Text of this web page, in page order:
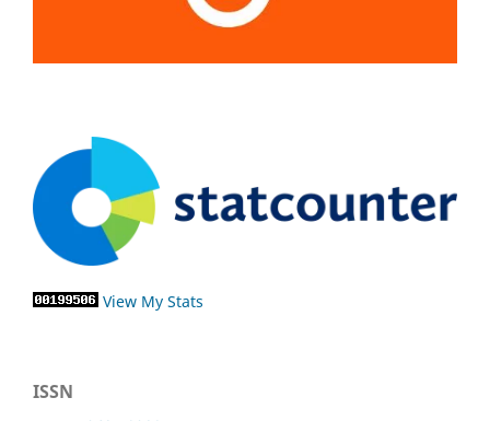
View My Stats
ISSN